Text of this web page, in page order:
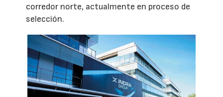
corredor norte, actualmente en proceso de
selección.